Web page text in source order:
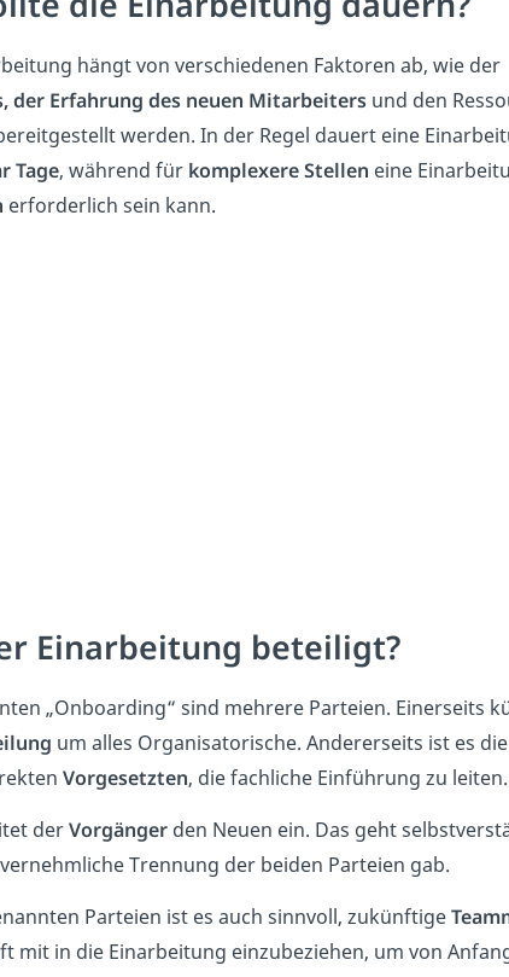
hängt von verschiedenen Faktoren ab, wie der
der Erfahrung des neuen Mitarbeiters und den
werden. In der Regel dauert eine
Tage, während für komplexere Stellen eine
erforderlich sein kann.
Einarbeitung beteiligt?
„Onboarding“ sind mehrere Parteien. Einerseits
um alles Organisatorische. Andererseits ist es die
Vorgesetzten, die fachliche Einführung zu leiten.
derVorgänger den Neuen ein. Das geht
Trennung der beiden Parteien gab.
Parteien ist es auch sinnvoll, zukünftige
mit in die Einarbeitung einzubeziehen, um von